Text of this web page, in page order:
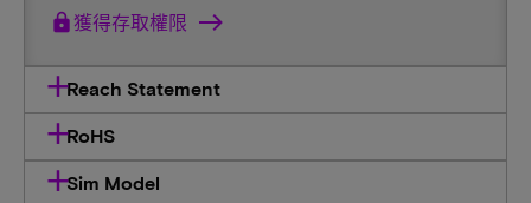
lock 獲得存取權限
Reach Statement
RoHS
Sim Model